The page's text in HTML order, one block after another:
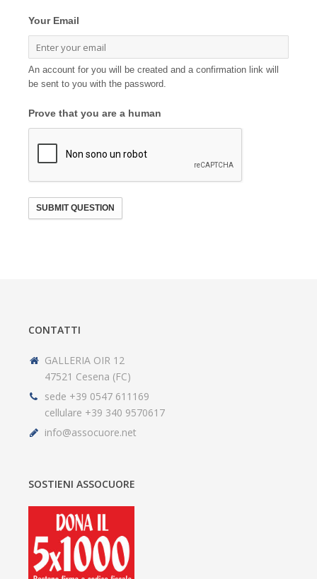
Your Email
An account for you will be created and a confirmation link will
be sent to you with the password.
Prove that you are a human
SUBMIT QUESTION
CONTATTI
GALLERIA OIR 12
47521 Cesena (FC)
sede +39 0547 611169
cellulare +39 340 9570617
info@assocuore.net
SOSTIENI ASSOCUORE